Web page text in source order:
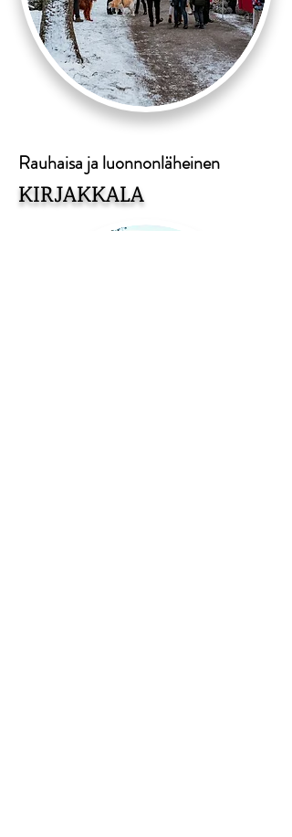
Rauhaisa ja luonnonläheinen
KIRJAKKALA